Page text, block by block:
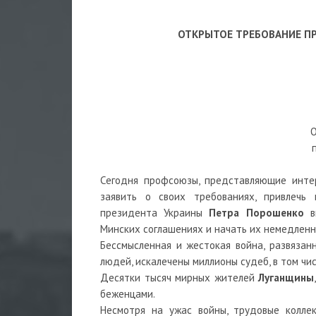
ОТКРЫТОЕ ТРЕБОВАНИЕ
Сегодня профсоюзы, представляющие
заявить о своих требованиях,
президента Украины Петра Порошенко
Минских соглашениях и начать их
Бессмысленная и жестокая война,
людей, искалечены миллионы судеб, в том
Десятки тысяч мирных жителейЛуганщины
беженцами.
Несмотря на ужас войны, трудовые